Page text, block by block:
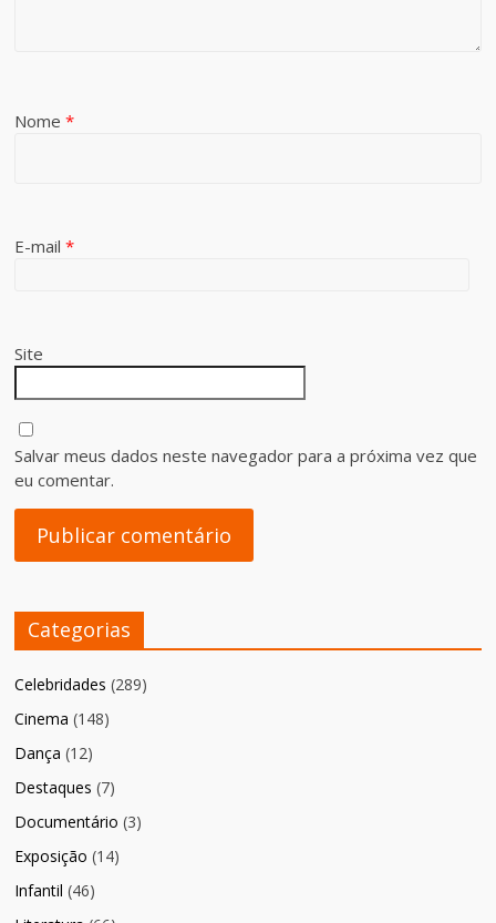
Nome*
E-mail*
Site
Salvar meus dados neste navegador para a próxima vez que
eu comentar.
Categorias
Celebridades (289)
Cinema (148)
Dança (12)
Destaques (7)
Documentário (3)
Exposição (14)
Infantil (46)